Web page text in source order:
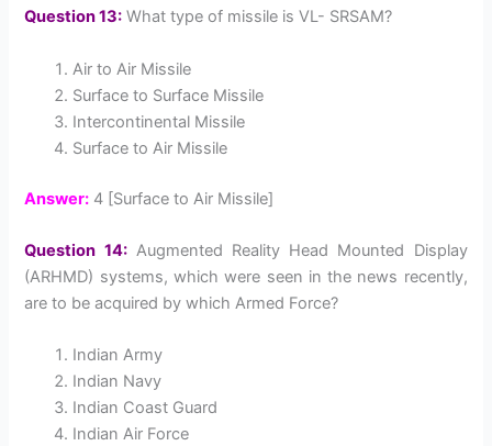
Question 13: What type of missile is VL- SRSAM?
Air to Air Missile
Surface to Surface Missile
Intercontinental Missile
Surface to Air Missile
Answer: 4 [Surface to Air Missile]
Question 14:Augmented Reality Head Mounted Display
(ARHMD) systems, which were seen in the news recently,
are to be acquired by which Armed Force?
Indian Army
Indian Navy
Indian Coast Guard
Indian Air Force